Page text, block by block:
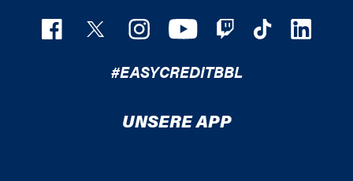
#EASYCREDITBBL
UNSERE APP